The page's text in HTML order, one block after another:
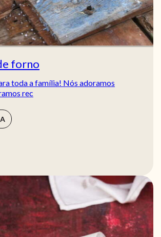
forno
toda a família! Nós adoramos
rec